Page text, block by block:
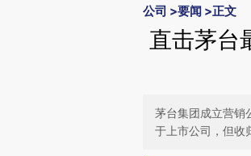
公司 >要闻 >正文
直击茅台
茅台集团成立营销
于上市公司，但收